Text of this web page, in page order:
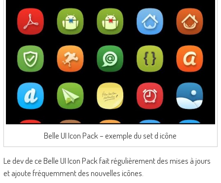
Belle UI Icon Pack – exemple du set d icône
Le dev de ce Belle UI Icon Pack fait régulièrement des mises à jours
et ajoute fréquemment des nouvelles icônes.